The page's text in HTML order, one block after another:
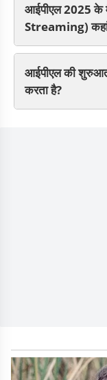
आईपीएल 2025 के
Streaming) कहां
आईपीएल की
करता है?